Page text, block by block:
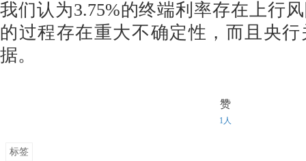
我们认为3.75%的终端利率存在上行
的过程存在重大不确定性，而且央
据。
赞
1人
标签